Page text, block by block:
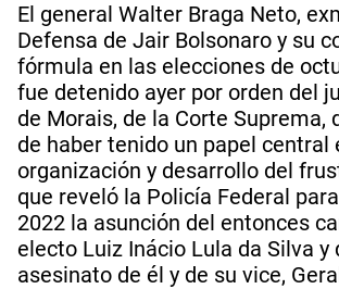
El general Walter Braga Neto,
Defensa de Jair Bolsonaro y su
fórmula en las elecciones de
fue detenido ayer por orden del
de Morais, de la Corte Suprema,
de haber tenido un papel central
organización y desarrollo del
que reveló la Policía Federal
2022 la asunción del entonces
electo Luiz Inácio Lula da Silva y
asesinato de él y de su vice,